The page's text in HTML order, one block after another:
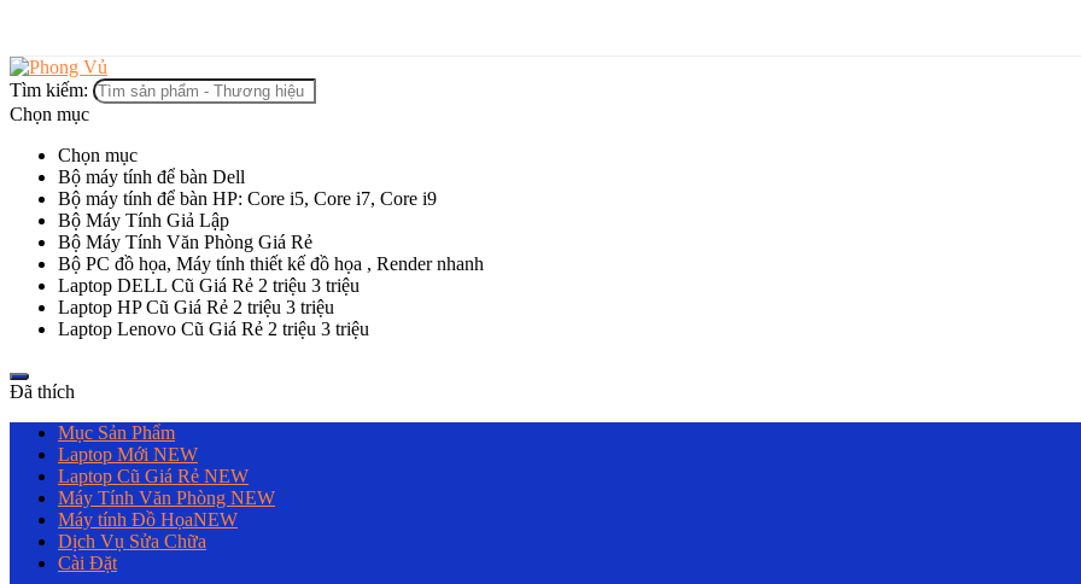
Tìm kiếm:
Chọn mục
Chọn mục
Bộ máy tính để bàn Dell
Bộ máy tính để bàn HP: Core i5, Core i7, Core i9
Bộ Máy Tính Giả Lập
Bộ Máy Tính Văn Phòng Giá Rẻ
Bộ PC đồ họa, Máy tính thiết kế đồ họa , Render nhanh
Laptop DELL Cũ Giá Rẻ 2 triệu 3 triệu
Laptop HP Cũ Giá Rẻ 2 triệu 3 triệu
Laptop Lenovo Cũ Giá Rẻ 2 triệu 3 triệu
Đã thích
Mục Sản Phẩm
Laptop Mới NEW
Laptop Cũ Giá Rẻ NEW
Máy Tính Văn Phòng NEW
Máy tính Đồ HọaNEW
Dịch Vụ Sửa Chữa
Cài Đặt